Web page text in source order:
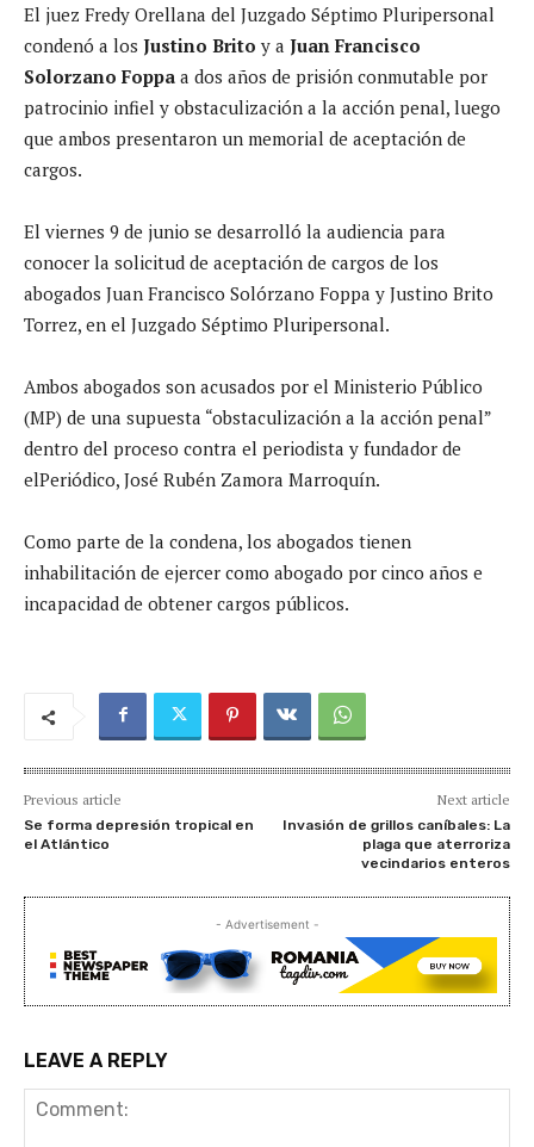
El juez Fredy Orellana del Juzgado Séptimo Pluripersonal
condenó a los Justino Brito y a Juan Francisco
Solorzano Foppa a dos años de prisión conmutable por
patrocinio infiel y obstaculización a la acción penal, luego
que ambos presentaron un memorial de aceptación de
cargos.
El viernes 9 de junio se desarrolló la audiencia para
conocer la solicitud de aceptación de cargos de los
abogados Juan Francisco Solórzano Foppa y Justino Brito
Torrez, en el Juzgado Séptimo Pluripersonal.
Ambos abogados son acusados por el Ministerio Público
(MP) de una supuesta “obstaculización a la acción penal”
dentro del proceso contra el periodista y fundador de
elPeriódico, José Rubén Zamora Marroquín.
Como parte de la condena, los abogados tienen
inhabilitación de ejercer como abogado por cinco años e
incapacidad de obtener cargos públicos.
Previous article
Se forma depresión tropical en
el Atlántico
Next article
Invasión de grillos caníbales: La
plaga que aterroriza
vecindarios enteros
- Advertisement -
LEAVE A REPLY